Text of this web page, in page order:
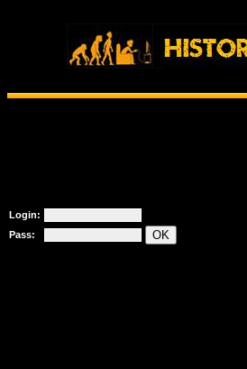
Login:
Pass: